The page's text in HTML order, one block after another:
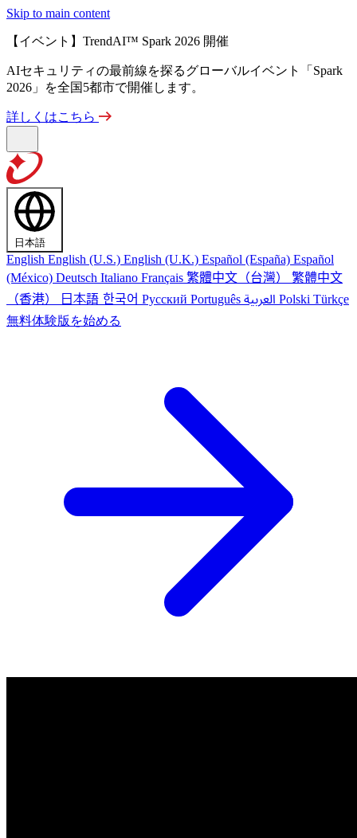
Skip to main content
【イベント】TrendAI™ Spark 2026 開催
AIセキュリティの最前線を探るグローバルイベント「Spark
2026」を全国5都市で開催します。
詳しくはこちら
日本語
English English (U.S.) English (U.K.) Español (España) Español
(México) Deutsch Italiano Français 繁體中文（台灣） 繁體中文
（香港） 日本語한국어 Русский Português Polski Türkçe
無料体験版を始める